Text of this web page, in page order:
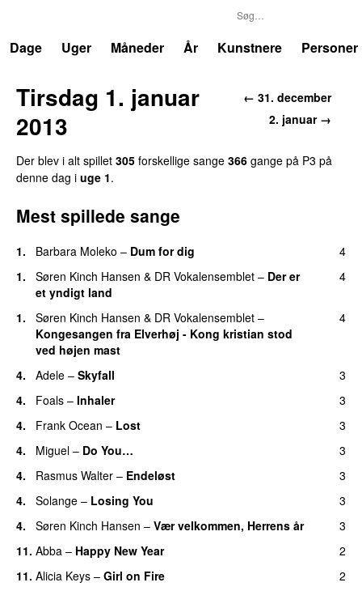
Dage
Uger Måneder År Kunstnere Personer
← 31. december
2. januar →
Tirsdag 1. januar
2013
Der blev i alt spillet 305 forskellige sange 366 gange på P3 på
denne dag i uge 1.
Mest spillede sange
1. Barbara Moleko – Dum for dig
4
1.
Søren Kinch Hansen & DR Vokalensemblet – Der er
et yndigt land
4
1. Søren Kinch Hansen & DR Vokalensemblet –
Kongesangen fra Elverhøj - Kong kristian stod
ved højen mast
4
4. Adele – Skyfall
3
4.
Foals – Inhaler
3
4.
Frank Ocean – Lost
3
4.
Miguel – Do You…
3
4.
Rasmus Walter – Endeløst
3
4.
Solange – Losing You
3
4.
Søren Kinch Hansen – Vær velkommen, Herrens år
3
11. Abba – Happy New Year
2
11. Alicia Keys – Girl on Fire
2